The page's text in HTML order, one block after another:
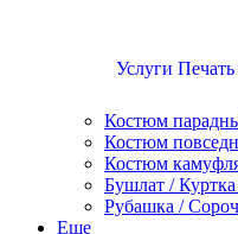
Услуги
Костюм
Костюм
Костюм
Бушлат /
Рубашка /
Еще